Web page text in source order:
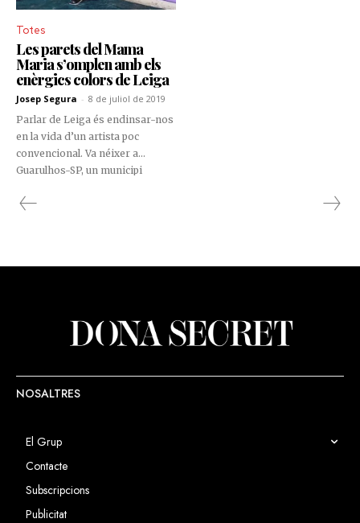
Totes
Les parets del Mama
Maria s’omplen amb els
enèrgics colors de Leiga
Josep Segura - 8 de juliol de 2019
Parlar de Leiga és endinsar-nos
en la vida d’un artista poc
convencional. Va néixer a
Guarulhos-SP, un municipi
NOSALTRES
El Grup
Contacte
Subscripcions
Publicitat